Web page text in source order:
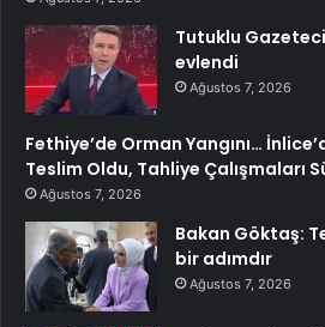
Tutuklu
evlendi
Ağustos 7, 2026
Fethiye’de Orman Yangını…
Teslim Oldu, Tahliye Çalışmaları
Ağustos 7, 2026
Bakan Göktaş:
bir adımdır
Ağustos 7, 2026